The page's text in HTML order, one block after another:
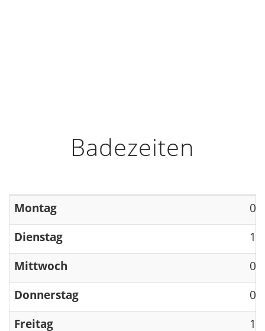
Badezeiten
Montag
Dienstag
Mittwoch
Donnerstag
Freitag